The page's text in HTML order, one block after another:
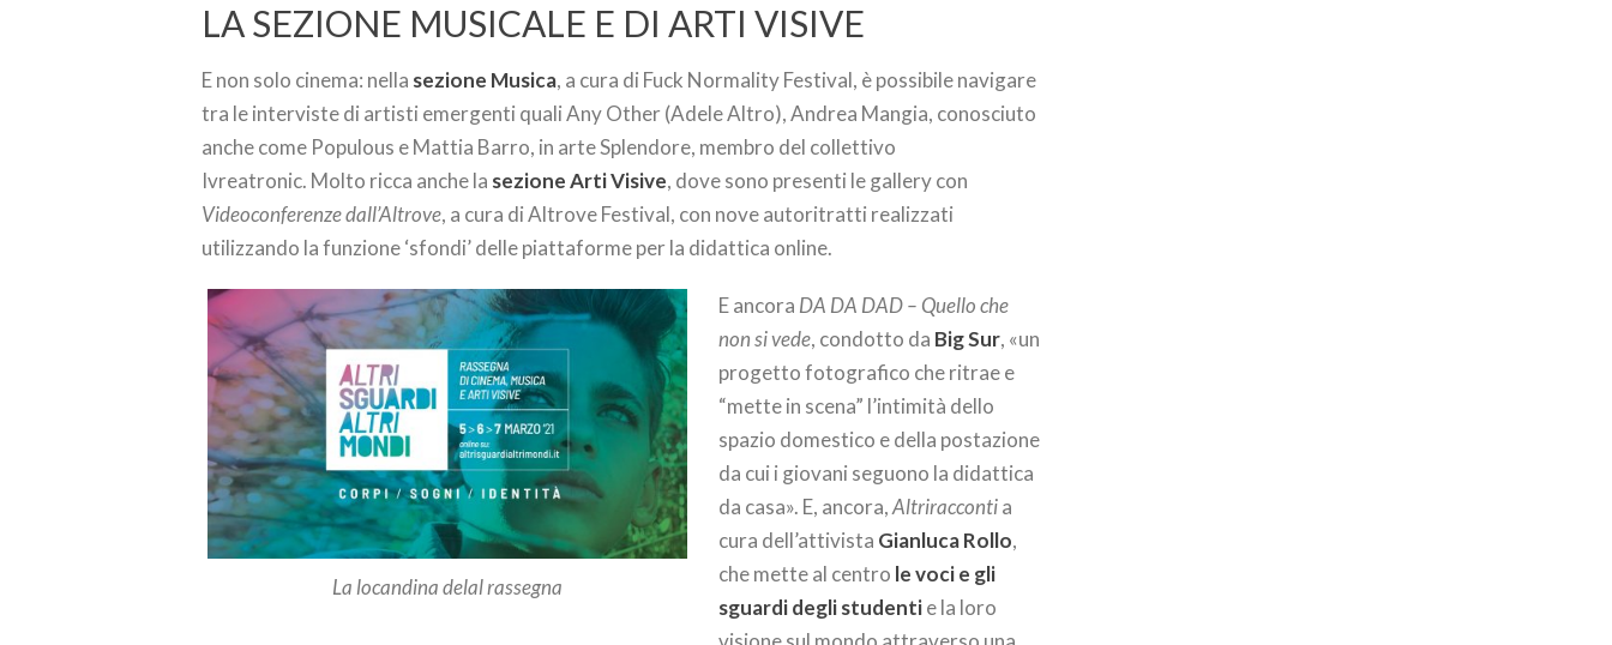
LA SEZIONE MUSICALE E DI ARTI VISIVE
E non solo cinema: nella sezione Musica, a cura di Fuck Normality Festival, è possibile navigare
tra le interviste di artisti emergenti quali Any Other (Adele Altro), Andrea Mangia, conosciuto
anche come Populous e Mattia Barro, in arte Splendore, membro del collettivo
Ivreatronic. Molto ricca anche la sezione Arti Visive, dove sono presenti le gallery con
Videoconferenze dall’Altrove, a cura di Altrove Festival, con nove autoritratti realizzati
utilizzando la funzione ‘sfondi’ delle piattaforme per la didattica online.
La locandina delal rassegna
E ancora DA DA DAD – Quello che
non si vede, condotto da Big Sur, «un
progetto fotografico che ritrae e
“mette in scena” l’intimità dello
spazio domestico e della postazione
da cui i giovani seguono la didattica
da casa». E, ancora,Altriraccontia
cura dell’attivista Gianluca Rollo,
che mette al centro le voci e gli
sguardi degli studentie la loro